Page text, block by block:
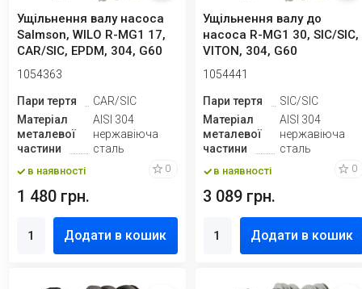
Ущільнення валу насоса
Salmson, WILO R-MG1 17,
CAR/SIC, EPDM, 304, G60
1054363
Пари тертя
CAR/SIC
Матеріал
металевої
частини
AISI 304
нержавіюча
сталь
в наявності 0
1 480 грн.
Додати в кошик
Ущільнення валу до
насоса R-MG1 30, SIC/SIC,
VITON, 304, G60
1054441
Пари тертя
SIC/SIC
Матеріал
металевої
частини
AISI 304
нержавіюча
сталь
в наявності 0
3 089 грн.
Додати в кошик